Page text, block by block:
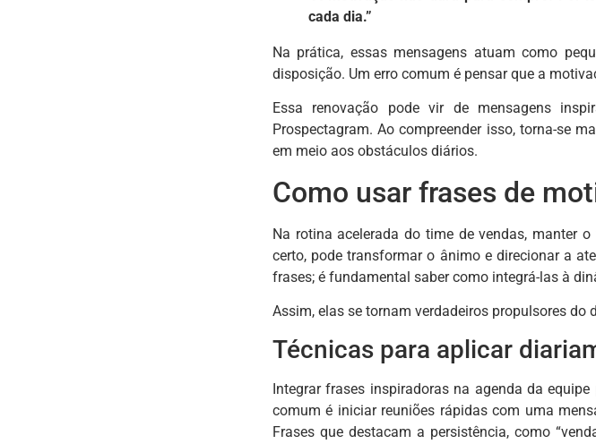
cada dia.”
Na prática, essas mensagens atuam como
disposição. Um erro comum é pensar que a
Essa renovação pode vir de mensagens
Prospectagram. Ao compreender isso, torna-se
em meio aos obstáculos diários.
Como usar frases de
Na rotina acelerada do time de vendas, manter
certo, pode transformar o ânimo e direcionar a
frases; é fundamental saber como integrá-las à
Assim, elas se tornam verdadeiros propulsores do
Técnicas para aplicar
Integrar frases inspiradoras na agenda da
comum é iniciar reuniões rápidas com uma
Frases que destacam a persistência, como